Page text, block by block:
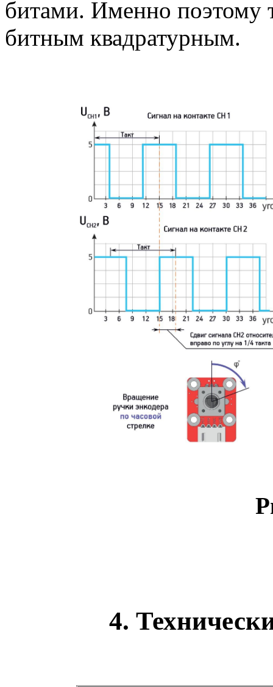
битами. Именно поэтому
битным квадратурным.
4.